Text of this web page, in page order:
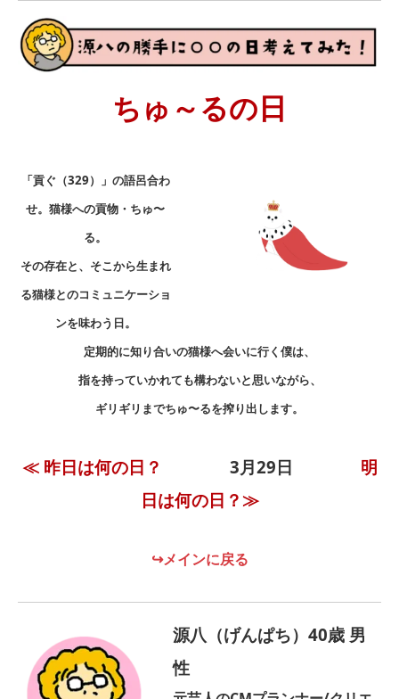
ちゅ～るの日
「貢ぐ（329）」の語呂合わ
せ。 猫様への貢物・ちゅ〜
る。
その存在と、そこから生まれ
る猫様とのコミュニケーショ
ンを味わう日。
定期的に知り合いの猫様へ会いに行く僕は、
指を持っていかれても構わないと思いながら、
ギリギリまでちゅ〜るを搾り出します。
≪ 昨日は何の日？ 3月29日 明
日は何の日？≫
↪メインに戻る
源八（げんぱち）40歳 男
性